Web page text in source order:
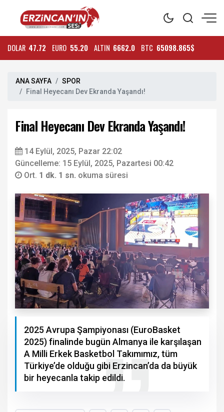
DOLAR 47.72 EURO 55.20 ALTIN 6662.0 BTC 65098.865$
ANA SAYFA
SPOR
Final Heyecanı Dev Ekranda Yaşandı!
Final Heyecanı Dev Ekranda Yaşandı!
14 Eylül, 2025, Pazar 22:02
Güncelleme: 15 Eylül, 2025, Pazartesi 00:42
Ort. 1 dk. 1 sn. okuma süresi
2025 Avrupa Şampiyonası (EuroBasket
2025) finalinde bugün Almanya ile karşılaşan
A Milli Erkek Basketbol Takımımız, tüm
Türkiye’de olduğu gibi Erzincan’da da büyük
bir heyecanla takip edildi.